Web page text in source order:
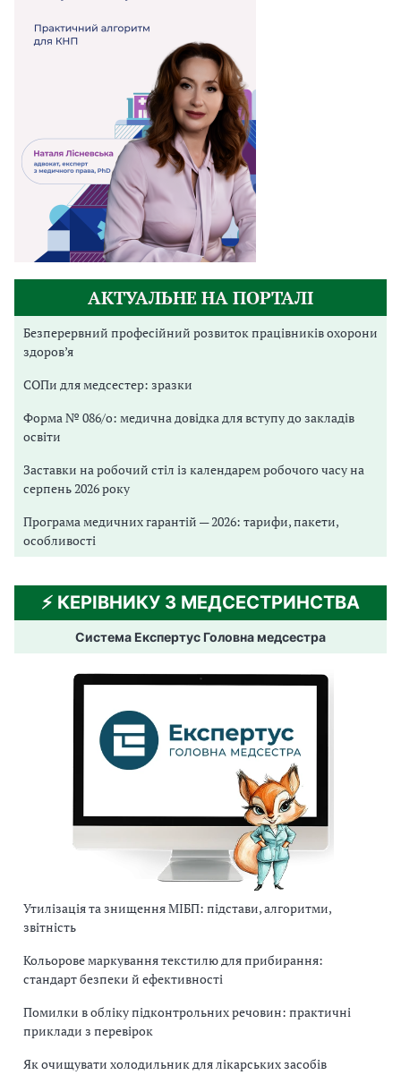
АКТУАЛЬНЕ НА ПОРТАЛІ
Безперервний професійний розвиток працівників охорони
здоров’я
СОПи для медсестер: зразки
Форма № 086/о: медична довідка для вступу до закладів
освіти
Заставки на робочий стіл із календарем робочого часу на
серпень 2026 року
Програма медичних гарантій — 2026: тарифи, пакети,
особливості
⚡️ КЕРІВНИКУ З МЕДСЕСТРИНСТВА
Система Експертус Головна медсестра
Утилізація та знищення МІБП: підстави, алгоритми,
звітність
Кольорове маркування текстилю для прибирання:
стандарт безпеки й ефективності
Помилки в обліку підконтрольних речовин: практичні
приклади з перевірок
Як очищувати холодильник для лікарських засобів